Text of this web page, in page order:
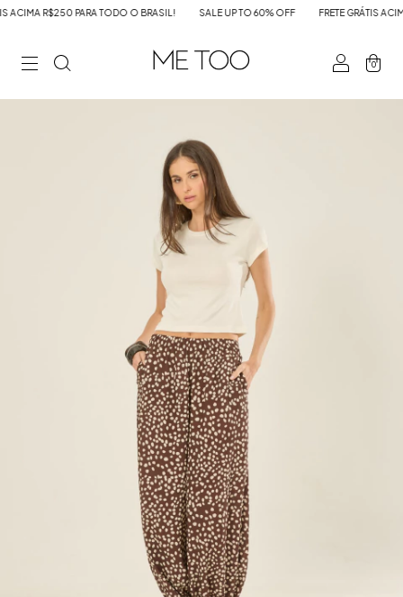
R$250 PARA TODO O BRASIL! SALE UP TO 60% OFF FRETE GRÁTIS
0